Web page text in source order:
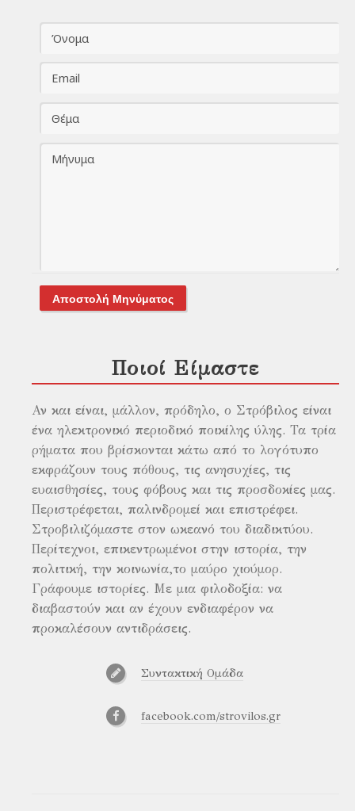
Αποστολή Μηνύματος
Ποιοί Είμαστε
Αν και είναι, μάλλον, πρόδηλο, ο Στρόβιλος είναι
ένα ηλεκτρονικό περιοδικό ποικίλης ύλης. Τα τρία
ρήματα που βρίσκονται κάτω από το λογότυπο
εκφράζουν τους πόθους, τις ανησυχίες, τις
ευαισθησίες, τους φόβους και τις προσδοκίες μας.
Περιστρέφεται, παλινδρομεί και επιστρέφει.
Στροβιλιζόμαστε στον ωκεανό του διαδικτύου.
Περίτεχνοι, επικεντρωμένοι στην ιστορία, την
πολιτική, την κοινωνία,το μαύρο χιούμορ.
Γράφουμε ιστορίες. Με μια φιλοδοξία: να
διαβαστούν και αν έχουν ενδιαφέρον να
προκαλέσουν αντιδράσεις.
Συντακτική Ομάδα
facebook.com/strovilos.gr